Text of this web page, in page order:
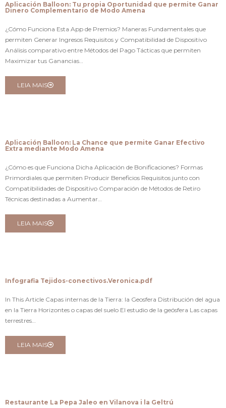
Aplicación Balloon: Tu propia Oportunidad que permite Ganar
Dinero Complementario de Modo Amena
¿Cómo Funciona Esta App de Premios? Maneras Fundamentales que
permiten Generar Ingresos Requisitos y Compatibilidad de Dispositivo
Análisis comparativo entre Métodos del Pago Tácticas que permiten
Maximizar tus Ganancias…
LEIA MAIS
Aplicación Balloon: La Chance que permite Ganar Efectivo
Extra mediante Modo Amena
¿Cómo es que Funciona Dicha Aplicación de Bonificaciones? Formas
Primordiales que permiten Producir Beneficios Requisitos junto con
Compatibilidades de Dispositivo Comparación de Métodos de Retiro
Técnicas destinadas a Aumentar…
LEIA MAIS
Infografia Tejidos-conectivos.Veronica.pdf
In This Article Capas internas de la Tierra: la Geosfera Distribución del agua
en la Tierra Horizontes o capas del suelo El estudio de la geósfera Las capas
terrestres…
LEIA MAIS
Restaurante La Pepa Jaleo en Vilanova i la Geltrú